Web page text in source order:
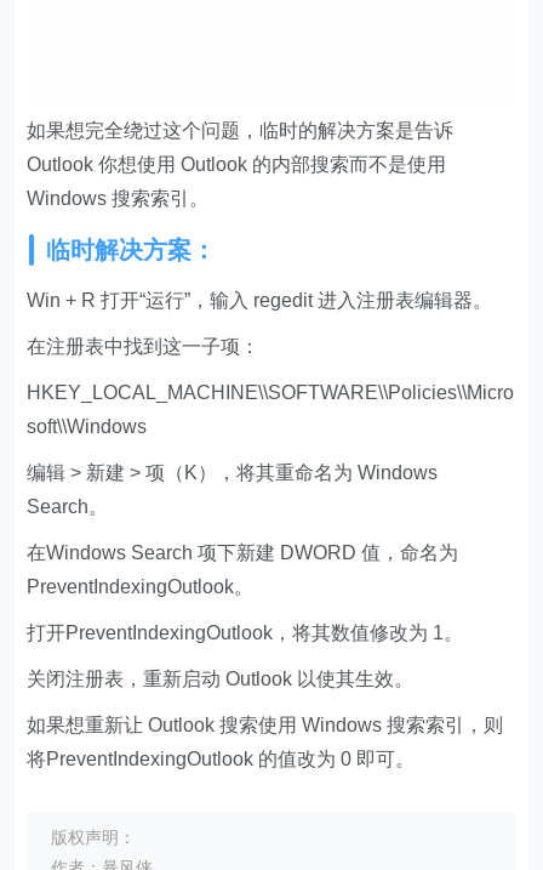
如果想完全绕过这个问题，临时的解决方案是告诉
Outlook 你想使用 Outlook 的内部搜索而不是使用
Windows 搜索索引。
临时解决方案：
Win + R 打开“运行”，输入 regedit 进入注册表编辑器。
在注册表中找到这一子项：
HKEY_LOCAL_MACHINE\\SOFTWARE\\Policies\\Micro
soft\\Windows
编辑 > 新建 > 项（K），将其重命名为 Windows
Search。
在Windows Search 项下新建 DWORD 值，命名为
PreventIndexingOutlook。
打开PreventIndexingOutlook，将其数值修改为 1。
关闭注册表，重新启动 Outlook 以使其生效。
如果想重新让 Outlook 搜索使用 Windows 搜索索引，则
将PreventIndexingOutlook 的值改为 0 即可。
版权声明：